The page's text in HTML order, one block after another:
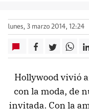
lunes, 3 marzo 2014, 12:24
Hollywood vivió
con la moda, de
invitada. Con la